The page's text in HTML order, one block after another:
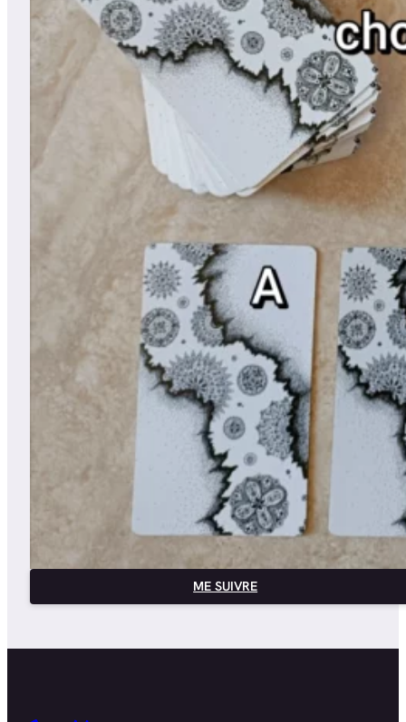
ME SUIVRE